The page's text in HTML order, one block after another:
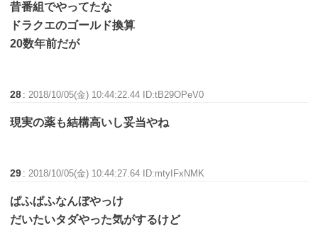
昔番組でやってたな
ドラクエのゴールド換算
20数年前だが
28 :2018/10/05(金) 10:44:22.44 ID:tB29OPeV0
現実の薬も結構高いし妥当やね
29 :2018/10/05(金) 10:44:27.64 ID:mtyIFxNMK
ぱふぱふなんぼやっけ
だいたいタダやった気がするけど